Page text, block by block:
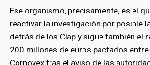
Ese organismo, precisamente, es el
reactivar la investigación por posible
detrás de los Clap y sigue también el
200 millones de euros pactados
Corpovex tras el aviso de las